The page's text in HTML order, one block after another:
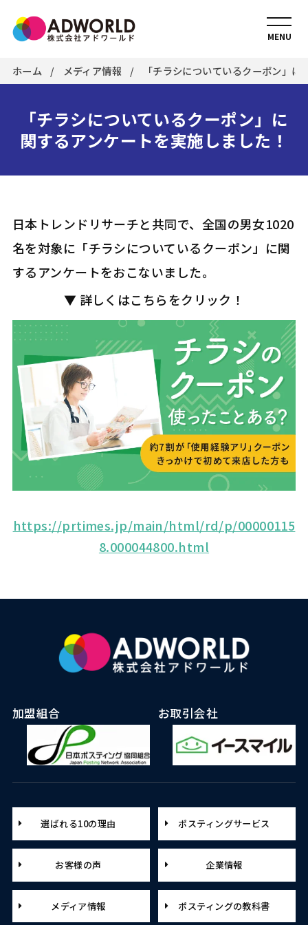
MENU
ホーム メディア情報 「チラシについているクーポン」
「チラシについているクーポン」に
関するアンケートを実施しました！
日本トレンドリサーチと共同で、全国の男女1020
名を対象に「チラシについているクーポン」に関
するアンケートをおこないました。
▼ 詳しくはこちらをクリック！
https://prtimes.jp/main/html/rd/p/00000115
8.000044800.html
加盟組合 お取引会社
選ばれる10の理由 ポスティングサービス
お客様の声 企業情報
メディア情報 ポスティングの教科書